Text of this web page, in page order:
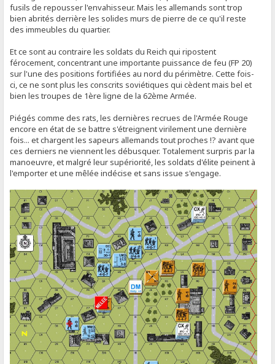
fusils de repousser l'envahisseur. Mais les allemands sont trop
bien abrités derrière les solides murs de pierre de ce qu'il reste
des immeubles du quartier.
Et ce sont au contraire les soldats du Reich qui ripostent
férocement, concentrant une importante puissance de feu (FP 20)
sur l'une des positions fortifiées au nord du périmètre. Cette fois-
ci, ce ne sont plus les conscrits soviétiques qui cèdent mais bel et
bien les troupes de 1ère ligne de la 62ème Armée.
Piégés comme des rats, les dernières recrues de l'Armée Rouge
encore en état de se battre s'étreignent virilement une dernière
fois... et chargent les sapeurs allemands tout proches !? avant que
ces derniers ne viennent les débusquer. Totalement surpris par la
manoeuvre, et malgré leur supériorité, les soldats d'élite peinent à
l'emporter et une mêlée indécise et sans issue s'engage.